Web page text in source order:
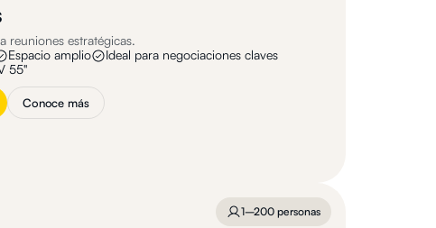
reuniones estratégicas.
Espacio amplio
Ideal para negociaciones claves
55"
Conoce más
1–200 personas